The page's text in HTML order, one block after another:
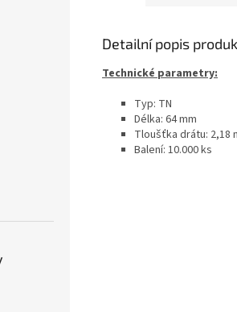
Detailní popis
Technické parametry:
Typ: TN
Délka: 64 mm
Tloušťka drátu: 2,18
Balení: 10.000 ks